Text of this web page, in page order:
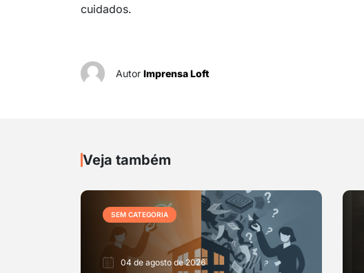
cuidados.
Autor Imprensa Loft
Veja também
SEM CATEGORIA
04 de agosto de 2026